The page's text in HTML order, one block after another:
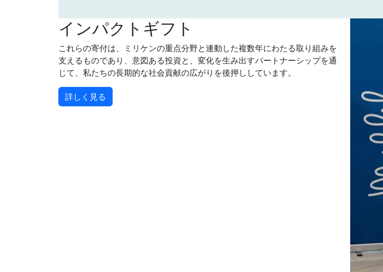
インパクトギフト
これらの寄付は、ミリケンの重点分野と連動した複数年にわたる取り組みを
支えるものであり、意図ある投資と、変化を生み出すパートナーシップを通
じて、私たちの長期的な社会貢献の広がりを後押ししています。
詳しく見る